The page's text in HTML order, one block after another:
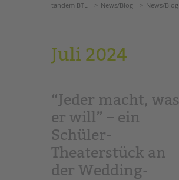
ANGEBOTE
KITA & FRÜHE HILFEN
Grundschulen
Oberschulen
Förderzentren
Kollegs
EFöB
Schulbezogene Sozialarbeit
Tagesgruppen
tandem BTL News/Blog News/Blog
Juli 2024
“Jeder macht, was
er will” – ein
Schüler-
Theaterstück an
der Wedding-